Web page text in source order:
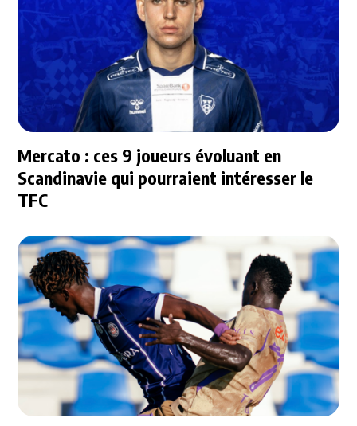
Mercato : ces 9 joueurs évoluant en
Scandinavie qui pourraient intéresser le
TFC